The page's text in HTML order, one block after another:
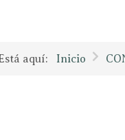
aquí: Inicio